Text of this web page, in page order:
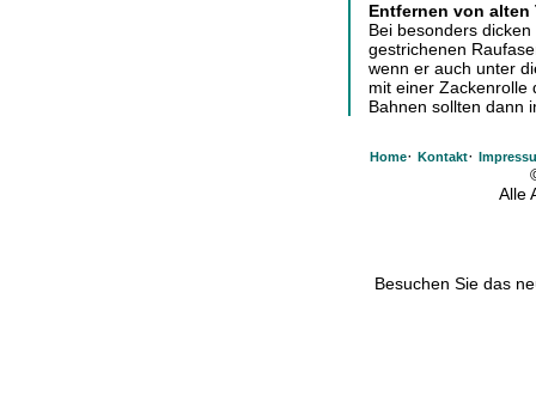
Entfernen von alten
Bei besonders
gestrichenen
wenn er auch unter
mit einer Zackenrolle
Bahnen sollten dann
Home· Kontakt·
Alle
Besuchen Sie das